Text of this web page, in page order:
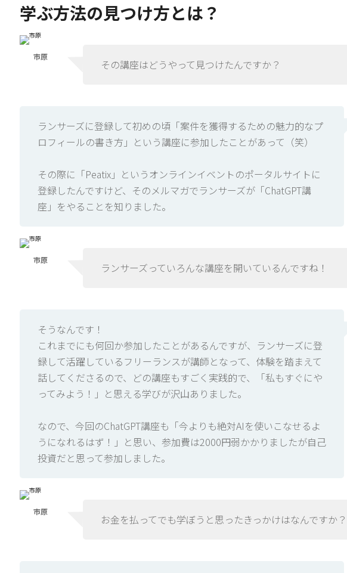
学ぶ方法の見つけ方とは？
市原
その講座はどうやって見つけたんですか？
ランサーズに登録して初めの頃「案件を獲得するための魅力的なプ
ロフィールの書き方」という講座に参加したことがあって（笑）
その際に「Peatix」というオンラインイベントのポータルサイトに
登録したんですけど、そのメルマガでランサーズが「ChatGPT講
座」をやることを知りました。
市原
ランサーズっていろんな講座を開いているんですね！
そうなんです！
これまでにも何回か参加したことがあるんですが、ランサーズに登
録して活躍しているフリーランスが講師となって、体験を踏まえて
話してくださるので、どの講座もすごく実践的で、「私もすぐにや
ってみよう！」と思える学びが沢山ありました。
なので、今回のChatGPT講座も「今よりも絶対AIを使いこなせるよ
うになれるはず！」と思い、参加費は2000円弱かかりましたが自己
投資だと思って参加しました。
市原
お金を払ってでも学ぼうと思ったきっかけはなんですか？